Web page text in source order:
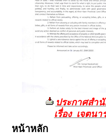
ประกาศสำ
เรื่อง เจตน
หน้าหลัก